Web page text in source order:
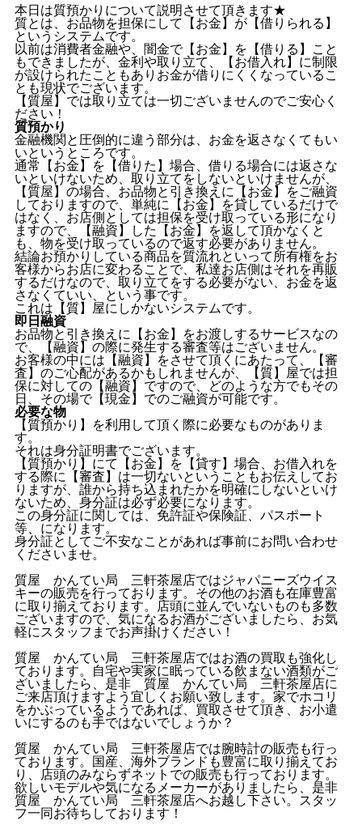
本日は質預かりについて説明させて頂きます★
質とは、お品物を担保にして【お金】が【借りられる】
というシステムです。
以前は消費者金融や、闇金で【お金】を【借りる】こと
もできましたが、金利や取り立て、【お借入れ】に制限
が設けられたこともありお金が借りにくくなっているこ
とも現状でございます。
【質屋】では取り立ては一切ございませんのでご安心く
ださい！
質預かり
金融機関と圧倒的に違う部分は、お金を返さなくてもい
いというところです。
通常【お金】を【借りた】場合、借りる場合には返さな
いといけないため、取り立てをしないといけませんが、
【質屋】の場合、お品物と引き換えに【お金】をご融資
しておりますので、単純に【お金】を貸しているだけで
はなく、お店側としては担保を受け取っている形になり
ますので、【融資】した【お金】を返して頂かなくと
も、物を受け取っているので返す必要がありません。
結論お預かりしている商品を質流れといって所有権をお
客様からお店に変わることで、私達お店側はそれを再販
するだけなので、取り立てをする必要がない、お金を返
さなくていい、という事です。
これは【質】屋にしかないシステムです。
即日融資
お品物と引き換えに【お金】をお渡しするサービスなの
で、【融資】の際に発生する審査等はございません。
お客様の中には【融資】をさせて頂くにあたって、【審
査】のご心配があるかもしれませんが、【質】屋では担
保に対しての【融資】ですので、どのような方でもその
日、その場で【現金】でのご融資が可能です。
必要な物
【質預かり】を利用して頂く際に必要なものがありま
す。
それは身分証明書でございます。
【質預かり】にて【お金】を【貸す】場合、お借入れを
する際に【審査】は一切ないということもお伝えしてお
りますが、誰から持ち込まれたかを明確にしないといけ
ないため、身分証は必ず必要になります。
この身分証に関しては、免許証や保険証、パスポート
等、になります。
身分証としてご不安なことがあれば事前にお問い合わせ
くださいませ。
質屋 かんてい局 三軒茶屋店ではジャパニーズウイス
キーの販売を行っております。その他のお酒も在庫豊富
に取り揃えております。店頭に並んでいないものも多数
ございますので、気になるお酒がございましたら、お気
軽にスタッフまでお声掛けください！
質屋 かんてい局 三軒茶屋店ではお酒の買取も強化し
ております。自宅や実家に眠っている飲まない酒類がご
ざいましたら、是非 質屋 かんてい局 三軒茶屋店に
ご来店頂けますよう宜しくお願い致します。家でホコリ
をかぶっているようであれば、買取させて頂き、お小遣
いにするのも手ではないでしょうか？
質屋 かんてい局 三軒茶屋店では腕時計の販売も行っ
ております。国産、海外ブランドも豊富に取り揃えてお
り、店頭のみならずネットでの販売も行っております。
欲しいモデルや気になるメーカーがありましたら、是非
質屋 かんてい局 三軒茶屋店へお越し下さい。スタッ
フ一同お待ちしております！